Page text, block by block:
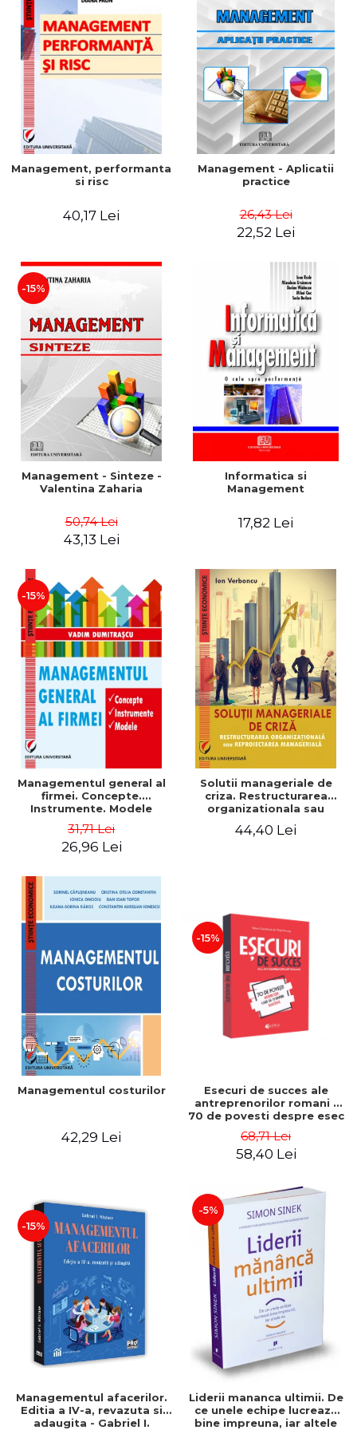
Management, performanta
si risc
40,17 Lei
Management - Aplicatii
practice
26,43 Lei
22,52 Lei
-15%
Management - Sinteze -
Valentina Zaharia
50,74 Lei
43,13 Lei
Informatica si
Management
17,82 Lei
-15%
Managementul general al
firmei. Concepte.
Instrumente. Modele
31,71 Lei
26,96 Lei
Solutii manageriale de
criza. Restructurarea
organizationala sau
44,40 Lei
Managementul costurilor
42,29 Lei
-15%
Esecuri de succes ale
antreprenorilor romani -
70 de povesti despre esec
68,71 Lei
58,40 Lei
-15%
Managementul afacerilor.
Editia a IV-a, revazuta si
adaugita - Gabriel I.
-5%
Liderii mananca ultimii. De
ce unele echipe lucreaza
bine impreuna, iar altele